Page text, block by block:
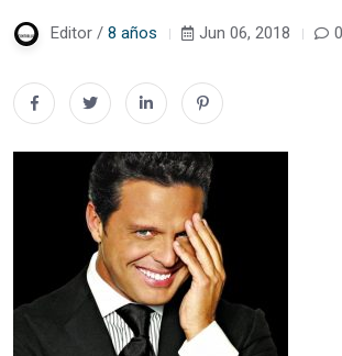
Editor / 8 años Jun 06, 2018 0